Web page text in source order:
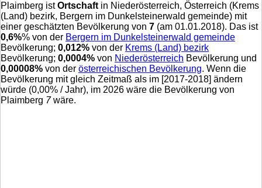
Plaimberg istOrtschaft in Niederösterreich, Österreich (Krems
(Land) bezirk, Bergern im Dunkelsteinerwald gemeinde) mit
einer geschätzten Bevölkerung von 7 (am 01.01.2018). Das ist
0,6%% von der Bergern im Dunkelsteinerwald gemeinde
Bevölkerung; 0,012% von der Krems (Land) bezirk
Bevölkerung; 0,0004% von Niederösterreich Bevölkerung und
0,00008% von der österreichischen Bevölkerung. Wenn die
Bevölkerung mit gleich Zeitmaß als im [2017-2018] ändern
würde (0,00% / Jahr), im 2026 wäre die Bevölkerung von
Plaimberg 7wäre.